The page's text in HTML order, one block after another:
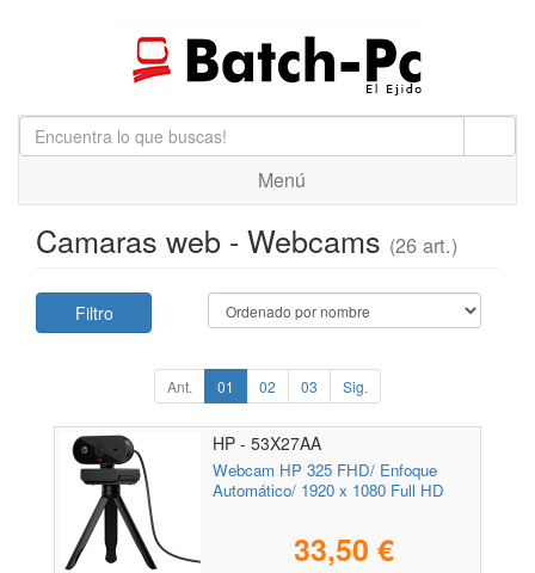
Menú
Camaras web - Webcams (26 art.)
Filtro
Ant. 01 02 03 Sig.
HP - 53X27AA
Webcam HP 325 FHD/ Enfoque
Automático/ 1920 x 1080 Full HD
33,50 €